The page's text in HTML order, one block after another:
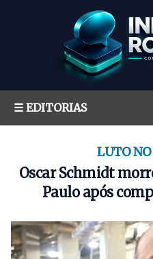
☰ EDITORIAS
LUTO
Oscar Schmidt
Paulo após